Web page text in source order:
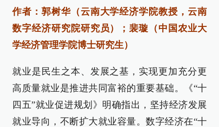
作者：郭树华（云南大学经济学院教授，云南
数字经济研究院研究员）；裴璇（中国农业大
学经济管理学院博士研究生）
就业是民生之本、发展之基，实现更加充分更
高质量就业是推进共同富裕的重要基础。《“十
四五”就业促进规划》明确指出，坚持经济发展
就业导向，不断扩大就业容量。数字经济在“十